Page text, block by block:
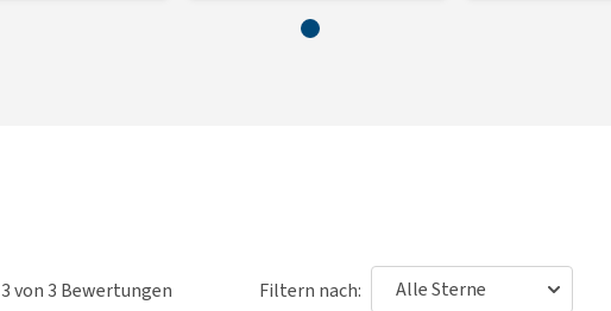
Filtern nach:
3von3 Bewertungen